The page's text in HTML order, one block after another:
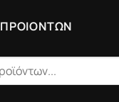
Portalistiles.gr